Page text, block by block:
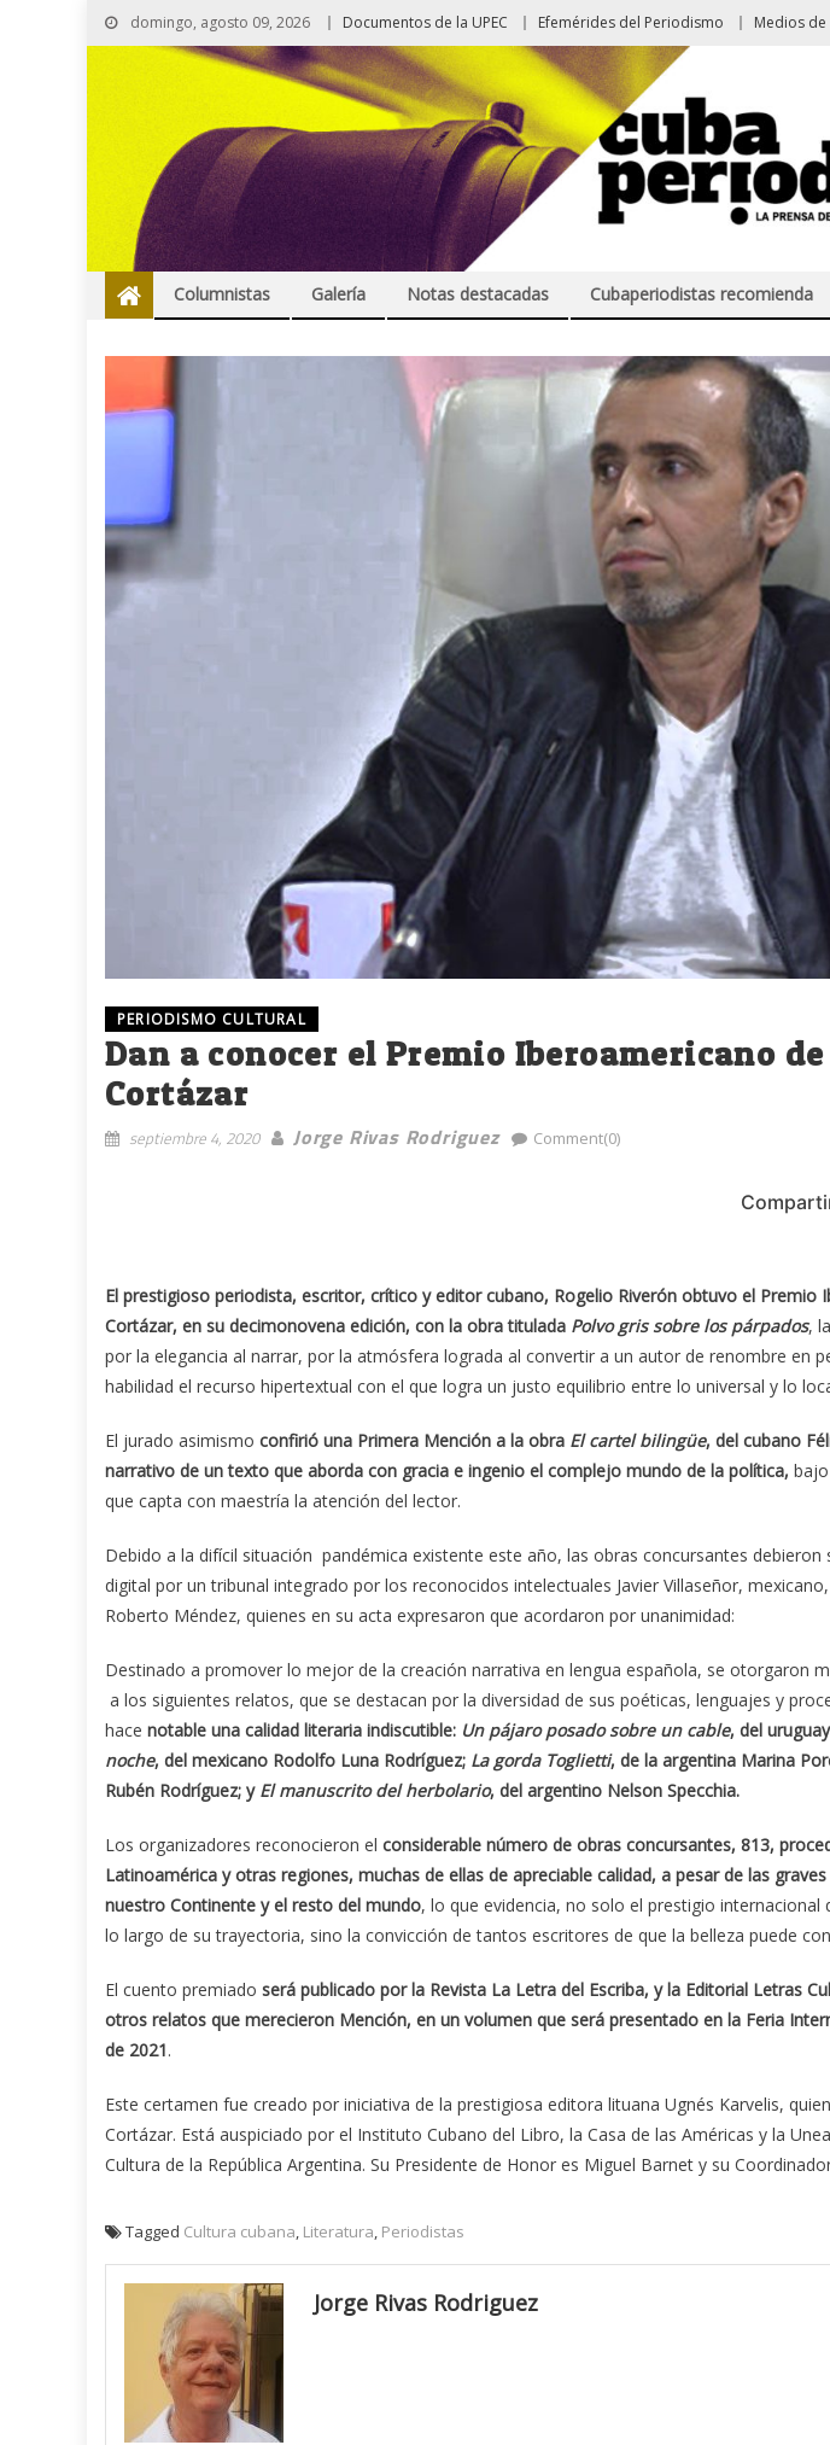
domingo, agosto 09, 2026 Documentos de la UPEC Efemérides del Periodismo Medios de
Columnistas Galería Notas destacadas Cubaperiodistas recomienda
PERIODISMO CULTURAL
Dan a conocer el Premio Iberoamericano
Cortázar
septiembre 4, 2020 Jorge Rivas Rodriguez Comment(0)
El prestigioso periodista, escritor, crítico y editor cubano, Rogelio Riverón obtuvo el Premio
Cortázar, en su decimonovena edición, con la obra titulada Polvo gris sobre los párpados,
por la elegancia al narrar, por la atmósfera lograda al convertir a un autor de renombre en
habilidad el recurso hipertextual con el que logra un justo equilibrio entre lo universal y lo
El jurado asimismo confirió una Primera Mención a la obra El cartel bilingüe, del cubano
narrativo de un texto que aborda con gracia e ingenio el complejo mundo de la política,
que capta con maestría la atención del lector.
Debido a la difícil situación pandémica existente este año, las obras concursantes debieron
digital por un tribunal integrado por los reconocidos intelectuales Javier Villaseñor,
Roberto Méndez, quienes en su acta expresaron que acordaron por unanimidad:
Destinado a promover lo mejor de la creación narrativa en lengua española, se
a los siguientes relatos, que se destacan por la diversidad de sus poéticas, lenguajes y
hace notable una calidad literaria indiscutible: Un pájaro posado sobre un cable, del
noche, del mexicano Rodolfo Luna Rodríguez; La gorda Toglietti, de la argentina Marina
Rubén Rodríguez; y El manuscrito del herbolario, del argentino Nelson Specchia.
Los organizadores reconocieron el considerable número de obras concursantes, 813,
Latinoamérica y otras regiones, muchas de ellas de apreciable calidad, a pesar de las
nuestro Continente y el resto del mundo, lo que evidencia, no solo el prestigio
lo largo de su trayectoria, sino la convicción de tantos escritores de que la belleza puede
El cuento premiado será publicado por la Revista La Letra del Escriba, y la Editorial Letras
otros relatos que merecieron Mención, en un volumen que será presentado en la Feria
de 2021.
Este certamen fue creado por iniciativa de la prestigiosa editora lituana Ugnés Karvelis,
Cortázar. Está auspiciado por el Instituto Cubano del Libro, la Casa de las Américas y la
Cultura de la República Argentina. Su Presidente de Honor es Miguel Barnet y su
Tagged Cultura cubana, Literatura, Periodistas
Jorge Rivas Rodriguez